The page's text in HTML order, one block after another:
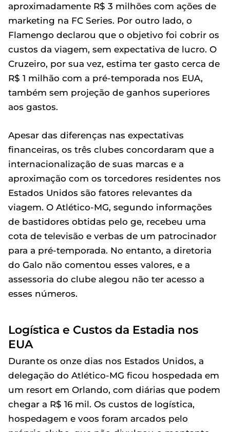
aproximadamente R$ 3 milhões com ações de
marketing na FC Series. Por outro lado, o
Flamengo declarou que o objetivo foi cobrir os
custos da viagem, sem expectativa de lucro. O
Cruzeiro, por sua vez, estima ter gasto cerca de
R$ 1 milhão com a pré-temporada nos EUA,
também sem projeção de ganhos superiores
aos gastos.
Apesar das diferenças nas expectativas
financeiras, os três clubes concordaram que a
internacionalização de suas marcas e a
aproximação com os torcedores residentes nos
Estados Unidos são fatores relevantes da
viagem. O Atlético-MG, segundo informações
de bastidores obtidas pelo ge, recebeu uma
cota de televisão e verbas de um patrocinador
para a pré-temporada. No entanto, a diretoria
do Galo não comentou esses valores, e a
assessoria do clube alegou não ter acesso a
esses números.
Logística e Custos da Estadia nos
EUA
Durante os onze dias nos Estados Unidos, a
delegação do Atlético-MG ficou hospedada em
um resort em Orlando, com diárias que podem
chegar a R$ 16 mil. Os custos de logística,
hospedagem e voos foram arcados pelo